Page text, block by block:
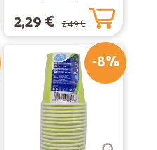
2,29 € 2,49 €
-8%